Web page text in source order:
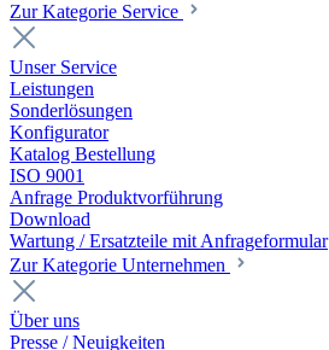
Zur Kategorie Service
Unser Service
Leistungen
Sonderlösungen
Konfigurator
Katalog Bestellung
ISO 9001
Anfrage Produktvorführung
Download
Wartung / Ersatzteile mit Anfrageformular
Zur Kategorie Unternehmen
Über uns
Presse / Neuigkeiten